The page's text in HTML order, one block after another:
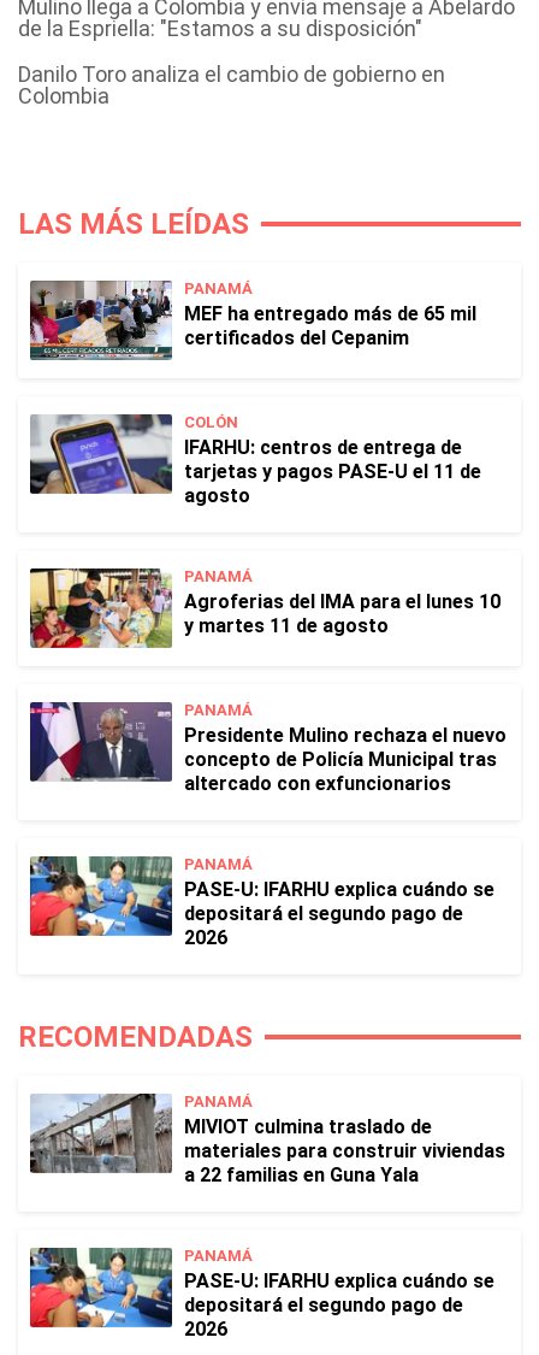
Mulino llega a Colombia y envía mensaje a Abelardo
de la Espriella: "Estamos a su disposición"
Danilo Toro analiza el cambio de gobierno en
Colombia
LAS MÁS LEÍDAS
PANAMÁ
MEF ha entregado más de 65 mil
certificados del Cepanim
COLÓN
IFARHU: centros de entrega de
tarjetas y pagos PASE-U el 11 de
agosto
PANAMÁ
Agroferias del IMA para el lunes 10
y martes 11 de agosto
PANAMÁ
Presidente Mulino rechaza el nuevo
concepto de Policía Municipal tras
altercado con exfuncionarios
PANAMÁ
PASE-U: IFARHU explica cuándo se
depositará el segundo pago de
2026
RECOMENDADAS
PANAMÁ
MIVIOT culmina traslado de
materiales para construir viviendas
a 22 familias en Guna Yala
PANAMÁ
PASE-U: IFARHU explica cuándo se
depositará el segundo pago de
2026